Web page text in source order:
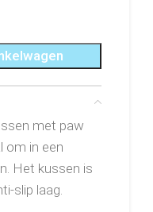
met paw
om in een
Het kussen is
slip laag.